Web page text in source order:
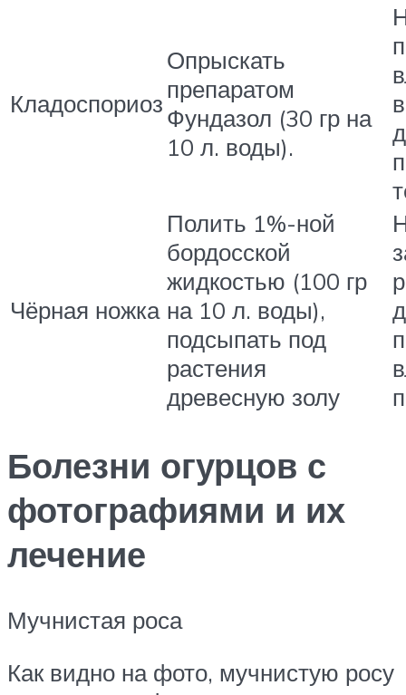
Кладоспориоз
Опрыскать
препаратом
Фундазол (30 гр на
10 л. воды).
Чёрная ножка
Полить 1%-ной
бордосской
жидкостью (100 гр
на 10 л. воды),
подсыпать под
растения
древесную золу
Болезни огурцов с
фотографиями и их
лечение
Мучнистая роса
Как видно на фото, мучнистую росу